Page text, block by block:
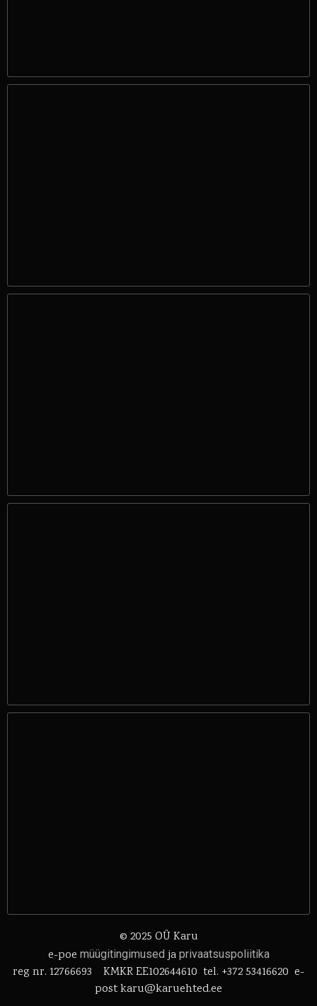
© 2025 OÜ Karu
e-poe müügitingimused ja privaatsuspoliitika
reg nr. 12766693 KMKR EE102644610 tel. +372 53416620 e-
post karu@karuehted.ee